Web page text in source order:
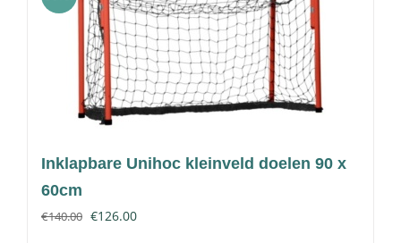
Inklapbare Unihoc kleinveld doelen 90 x
60cm
€140.00 €126.00